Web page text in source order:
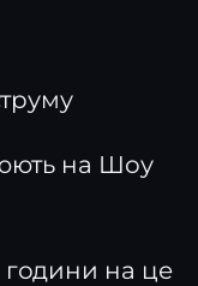
на Шоу
на це